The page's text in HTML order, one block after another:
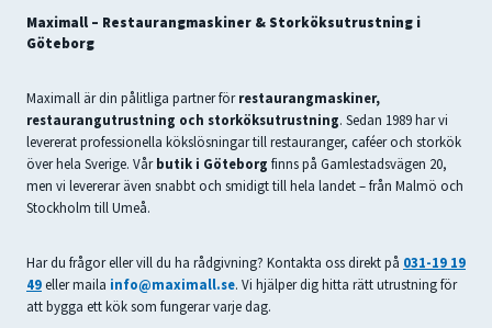
Maximall – Restaurangmaskiner & Storköksutrustning i
Göteborg
Maximall är din pålitliga partner förrestaurangmaskiner,
restaurangutrustning och storköksutrustning. Sedan 1989 har vi
levererat professionella kökslösningar till restauranger, caféer och storkök
över hela Sverige. Vårbutik i Göteborg finns på Gamlestadsvägen 20,
men vi levererar även snabbt och smidigt till hela landet – från Malmö och
Stockholm till Umeå.
Har du frågor eller vill du ha rådgivning? Kontakta oss direkt på 031-19 19
49eller maila info@maximall.se. Vi hjälper dig hitta rätt utrustning för
att bygga ett kök som fungerar varje dag.